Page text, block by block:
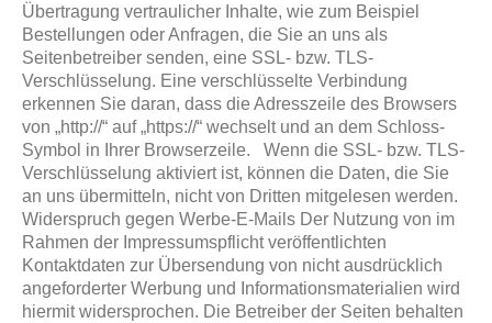
Übertragung vertraulicher Inhalte, wie zum Beispiel
Bestellungen oder Anfragen, die Sie an uns als
Seitenbetreiber senden, eine SSL- bzw. TLS-
Verschlüsselung. Eine verschlüsselte Verbindung
erkennen Sie daran, dass die Adresszeile des Browsers
von „http://“ auf „https://“ wechselt und an dem Schloss-
Symbol in Ihrer Browserzeile. Wenn die SSL- bzw. TLS-
Verschlüsselung aktiviert ist, können die Daten, die Sie
an uns übermitteln, nicht von Dritten mitgelesen werden.
Widerspruch gegen Werbe-E-Mails Der Nutzung von im
Rahmen der Impressumspflicht veröffentlichten
Kontaktdaten zur Übersendung von nicht ausdrücklich
angeforderter Werbung und Informationsmaterialien wird
hiermit widersprochen. Die Betreiber der Seiten behalten